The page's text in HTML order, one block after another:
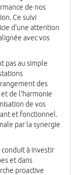
de nos
Ce suivi
d'une attention
avec vos
pas au simple
des
de l'harmonie
de vos
et fonctionnel.
par la synergie
à investir
et dans
proactive